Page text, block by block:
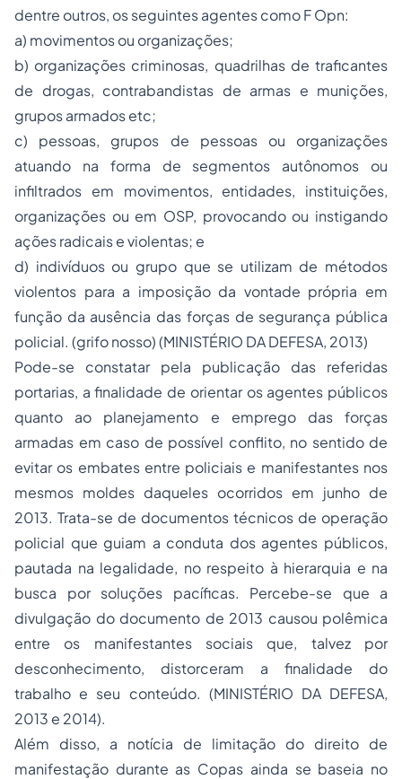
dentre outros, os seguintes agentes como F Opn:
a) movimentos ou organizações;
b) organizações criminosas, quadrilhas de traficantes
de drogas, contrabandistas de armas e munições,
grupos armados etc;
c) pessoas, grupos de pessoas ou organizações
atuando na forma de segmentos autônomos ou
infiltrados em movimentos, entidades, instituições,
organizações ou em OSP, provocando ou instigando
ações radicais e violentas; e
d) indivíduos ou grupo que se utilizam de métodos
violentos para a imposição da vontade própria em
função da ausência das forças de segurança pública
policial. (grifo nosso) (MINISTÉRIO DA DEFESA, 2013)
Pode-se constatar pela publicação das referidas
portarias, a finalidade de orientar os agentes públicos
quanto ao planejamento e emprego das forças
armadas em caso de possível conflito, no sentido de
evitar os embates entre policiais e manifestantes nos
mesmos moldes daqueles ocorridos em junho de
2013. Trata-se de documentos técnicos de operação
policial que guiam a conduta dos agentes públicos,
pautada na legalidade, no respeito à hierarquia e na
busca por soluções pacíficas. Percebe-se que a
divulgação do documento de 2013 causou polêmica
entre os manifestantes sociais que, talvez por
desconhecimento, distorceram a finalidade do
trabalho e seu conteúdo. (MINISTÉRIO DA DEFESA,
2013 e 2014).
Além disso, a notícia de limitação do direito de
manifestação durante as Copas ainda se baseia no